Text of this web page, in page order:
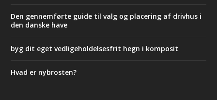
Den gennemførte guide til valg og placering af drivhus i
den danske have
byg dit eget vedligeholdelsesfrit hegn i komposit
Hvad er nybrosten?